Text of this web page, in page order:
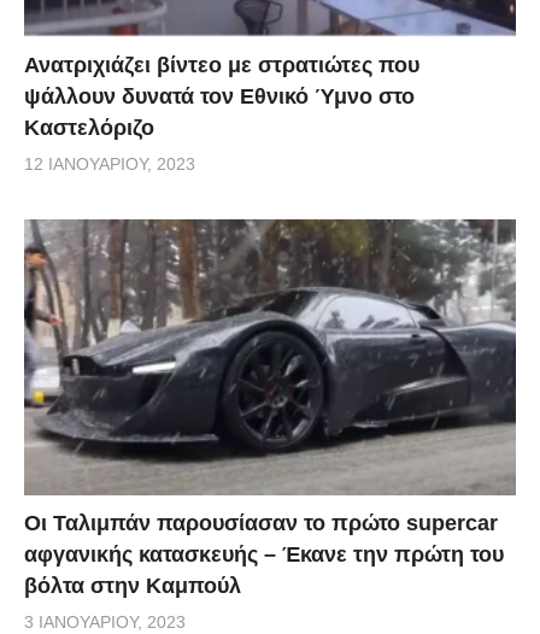
Ανατριχιάζει βίντεο με στρατιώτες που
ψάλλουν δυνατά τον Εθνικό Ύμνο στο
Καστελόριζο
12 ΙΑΝΟΥΑΡΊΟΥ, 2023
Οι Ταλιμπάν παρουσίασαν το πρώτο supercar
αφγανικής κατασκευής – Έκανε την πρώτη του
βόλτα στην Καμπούλ
3 ΙΑΝΟΥΑΡΊΟΥ, 2023